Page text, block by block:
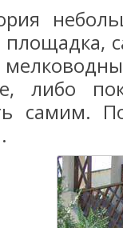
площадка,
либо
самим.